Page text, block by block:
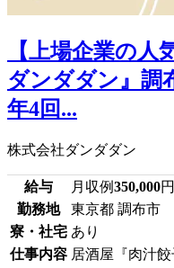
【上場企業の人
ダンダダン』調
年4回...
株式会社ダンダダン
給与 月収例350,000円
勤務地
東京都 調布市
寮・社宅 あり
仕事内容 居酒屋『肉汁